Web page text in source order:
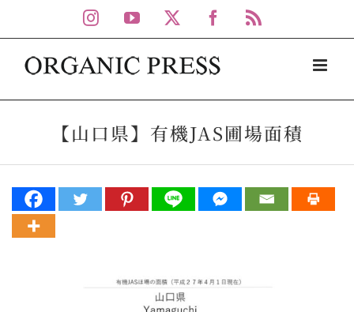
to
content
Instagram
YouTube Facebook
【山口県】有機JAS圃場面積